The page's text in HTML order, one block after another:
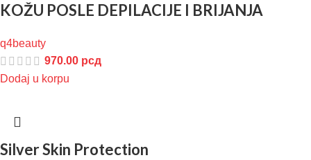
KOŽU POSLE DEPILACIJE I BRIJANJA
q4beauty
970.00 рсд
Dodaj u korpu
Silver Skin Protection